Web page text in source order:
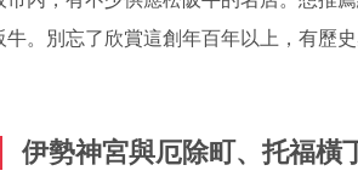
牛。別忘了欣賞這創年百年以上，有歷
伊勢神宮與厄除町、托福橫